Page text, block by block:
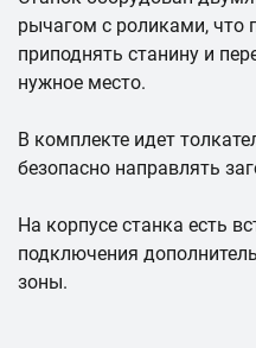
рычагом с роликами, что
приподнять станину и
нужное место.
В комплекте идет
безопасно направлять
На корпусе станка есть
подключения
зоны.